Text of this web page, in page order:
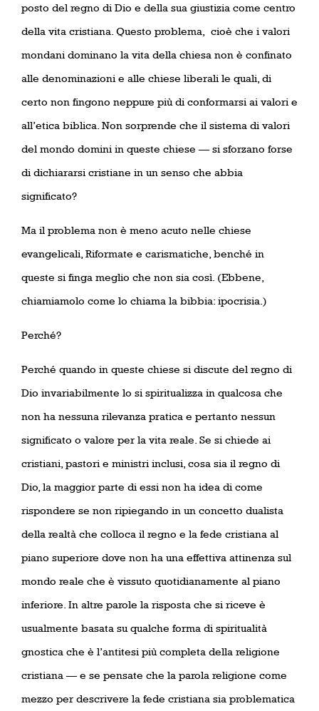
posto del regno di Dio e della sua giustizia come centro
della vita cristiana. Questo problema,
cioè che i valori
mondani dominano la vita della chiesa non è confinato
alle denominazioni e alle chiese liberali le quali, di
certo non fingono neppure più di conformarsi ai valori e
all’etica biblica. Non sorprende che il sistema di valori
del mondo domini in queste chiese — si sforzano forse
di dichiararsi cristiane in un senso che abbia
significato?
Ma il problema non è meno acuto nelle chiese
evangelicali, Riformate e carismatiche, benché in
queste si finga meglio che non sia così. (Ebbene,
chiamiamolo come lo chiama la bibbia: ipocrisia.)
Perché?
Perché quando in queste chiese si discute del regno di
Dio invariabilmente lo si spiritualizza in qualcosa che
non ha nessuna rilevanza pratica e pertanto nessun
significato o valore per la vita reale. Se si chiede ai
cristiani, pastori e ministri inclusi, cosa sia il regno di
Dio, la maggior parte di essi non ha idea di come
rispondere se non ripiegando in un concetto dualista
della realtà che colloca il regno e la fede cristiana al
piano superiore dove non ha una effettiva attinenza sul
mondo reale che è vissuto quotidianamente al piano
inferiore. In altre parole la risposta che si riceve è
usualmente basata su qualche forma di spiritualità
gnostica che è l’antitesi più completa della religione
cristiana — e se pensate che la parola religione come
mezzo per descrivere la fede cristiana sia problematica